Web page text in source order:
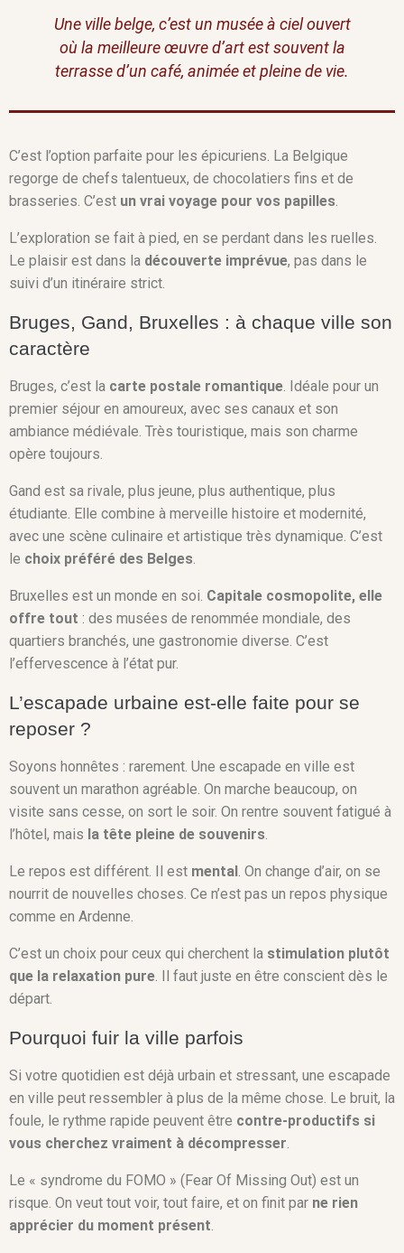
Une ville belge, c’est un musée à ciel ouvert
où la meilleure œuvre d’art est souvent la
terrasse d’un café, animée et pleine de vie.
C’est l’option parfaite pour les épicuriens. La Belgique
regorge de chefs talentueux, de chocolatiers fins et de
brasseries. C’est un vrai voyage pour vos papilles.
L’exploration se fait à pied, en se perdant dans les ruelles.
Le plaisir est dans la découverte imprévue, pas dans le
suivi d’un itinéraire strict.
Bruges, Gand, Bruxelles : à chaque ville son
caractère
Bruges, c’est la carte postale romantique. Idéale pour un
premier séjour en amoureux, avec ses canaux et son
ambiance médiévale. Très touristique, mais son charme
opère toujours.
Gand est sa rivale, plus jeune, plus authentique, plus
étudiante. Elle combine à merveille histoire et modernité,
avec une scène culinaire et artistique très dynamique. C’est
le choix préféré des Belges.
Bruxelles est un monde en soi. Capitale cosmopolite, elle
offre tout : des musées de renommée mondiale, des
quartiers branchés, une gastronomie diverse. C’est
l’effervescence à l’état pur.
L’escapade urbaine est-elle faite pour se
reposer ?
Soyons honnêtes : rarement. Une escapade en ville est
souvent un marathon agréable. On marche beaucoup, on
visite sans cesse, on sort le soir. On rentre souvent fatigué à
l’hôtel, mais la tête pleine de souvenirs.
Le repos est différent. Il est mental . On change d’air, on se
nourrit de nouvelles choses. Ce n’est pas un repos physique
comme en Ardenne.
C’est un choix pour ceux qui cherchent la stimulation plutôt
que la relaxation pure. Il faut juste en être conscient dès le
départ.
Pourquoi fuir la ville parfois
Si votre quotidien est déjà urbain et stressant, une escapade
en ville peut ressembler à plus de la même chose. Le bruit, la
foule, le rythme rapide peuvent être contre-productifs si
vous cherchez vraiment à décompresser.
Le « syndrome du FOMO » (Fear Of Missing Out) est un
risque. On veut tout voir, tout faire, et on finit par ne rien
apprécier du moment présent.